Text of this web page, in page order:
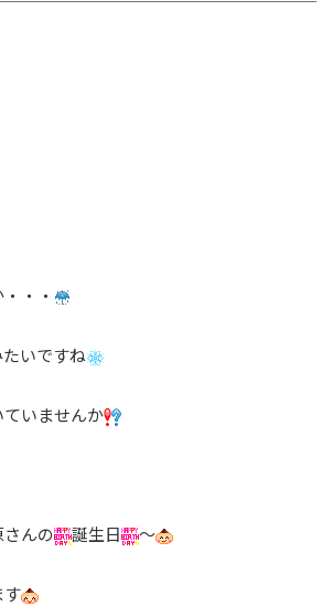
・・
いですね
いませんか
んの 誕生日 ～
す